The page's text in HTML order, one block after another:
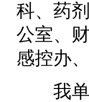
科、药
公室、
感控办
我单